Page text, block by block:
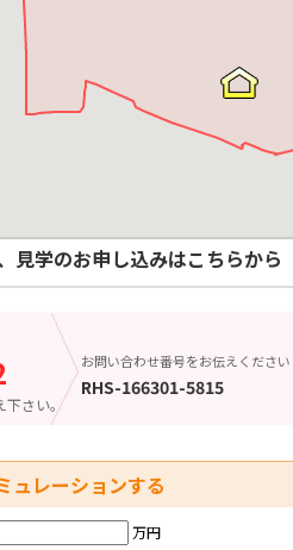
見学のお申し込みはこちらから
下さい。
お問い合わせ番号をお伝えください
RHS-166301-5815
ュレーションする
万円